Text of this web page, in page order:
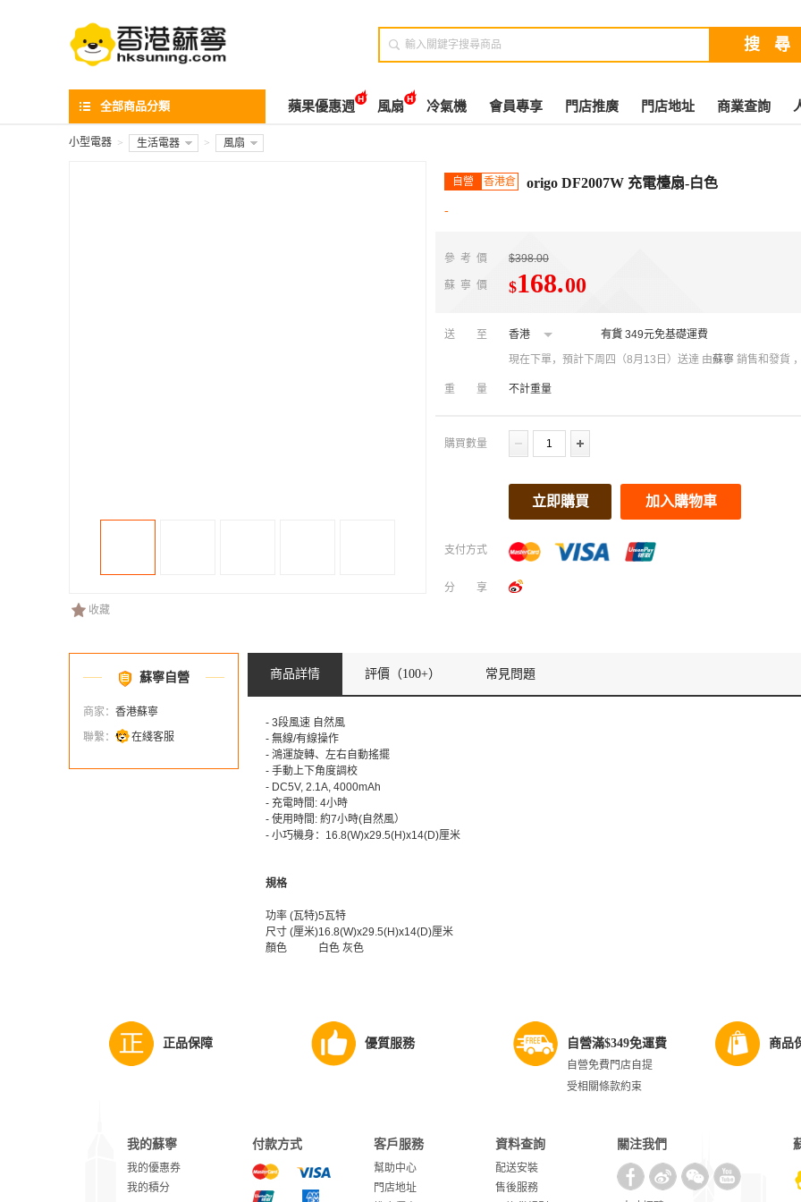

全部商品分類 蘋果優惠週 風扇 冷氣機 會員專享 門店推廣 門店地址 商業查詢
小型電器 > 生活電器 > 風扇
收藏
自營 香港倉 origo DF2007W 充電檯扇-白色
-
參考價 $398.00
蘇寧價 $168.00
送至 香港 有貨 349元免基礎運費
現在下單，預計下周四（8月13日）送達 由蘇寧 銷售和發貨
重量 不計重量
購買數量
立即購買 加入購物車
支付方式
分享
蘇寧自營
商家： 香港蘇寧
聯繫：
在綫客服
商品詳情 評價 （100+） 常見問題
- 3段風速 自然風
- 無線/有線操作
- 鴻運旋轉、左右自動搖擺
- 手動上下角度調校
- DC5V, 2.1A, 4000mAh
- 充電時間: 4小時
- 使用時間: 約7小時(自然風）
- 小巧機身：16.8(W)x29.5(H)x14(D)厘米
規格
功率 (瓦特)5瓦特
尺寸 (厘米)16.8(W)x29.5(H)x14(D)厘米
顏色
白色 灰色
正品保障 優質服務 自營滿$349免運費
自營免費門店自提
受相關條款約束
商品
我的蘇寧
我的優惠券
我的積分
付款方式 客戶服務
幫助中心
門店地址
資料查詢
配送安裝
售後服務
關注我們